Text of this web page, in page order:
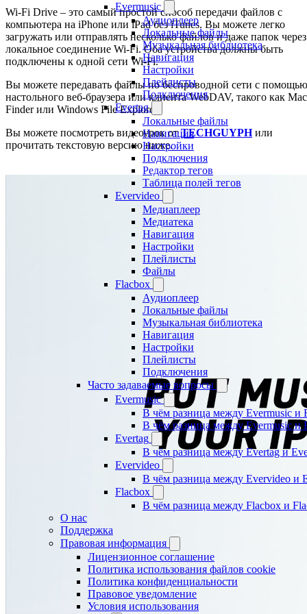
Evermusic
Аудиоплеер
Локальные файлы
Музыкальная библиотека
Навигация
Настройки
Плейлисты
Подключения
Evertag
Локальные файлы
Навигация
Настройки
Подключения
Редактор тегов
Таблица полей тегов
Evervideo
Медиаплеер
Медиатека
Навигация
Настройки
Плейлисты
Файлы
Flacbox
Аудиоплеер
Локальные файлы
Музыкальная библиотека
Навигация
Настройки
Плейлисты
Подключения
Часто задаваемые вопросы
Evermusic
В чём разница между Evermusic и
В чём разница между Evermusic и
Evertag
В чём разница между Evertag и
Evervideo
В чём разница между Evervideo и
Flacbox
В чём разница между Flacbox и
О нас
Поддержка
Правовая информация
Лицензионное соглашение
Политика использования файлов cookie
Политика конфиденциальности
Правовое уведомление
Условия использования
Wi-Fi Drive – это самый простой способ передачи файлов с
компьютера на iPhone или iPad без iTunes. Вы можете легко
загружать или отправлять несколько файлов и даже папок через
локальное соединение Wi-Fi. Оба устройства должны быть
подключены к одной сети Wi-Fi.
Вы можете передавать файлы по беспроводной сети с помощью
настольного веб-браузера или клиента WebDAV, такого как Mac
Finder или Windows File Explorer.
Вы можете посмотреть видеоурок отTECHGUYPHили
прочитать текстовую версию ниже.